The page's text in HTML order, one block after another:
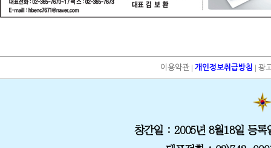
이용약관 |개인정보취급방침 |광
창간일 : 2005년 8월18일 등록